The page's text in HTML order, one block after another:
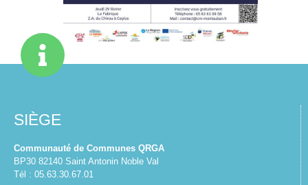
SIÈGE
Communauté de Communes QRGA
BP30 82140 Saint Antonin Noble Val
Tél : 05.63.30.67.01